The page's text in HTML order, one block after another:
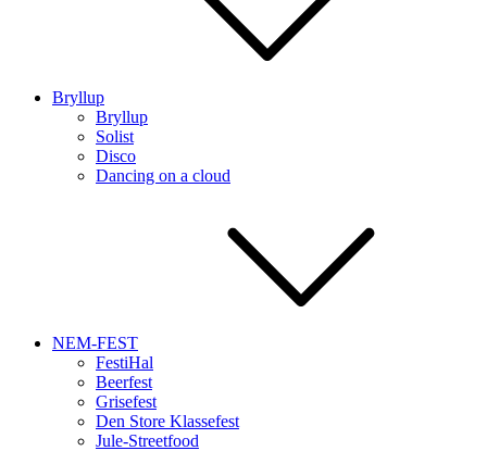
Bryllup
Bryllup
Solist
Disco
Dancing on a cloud
NEM-FEST
FestiHal
Beerfest
Grisefest
Den Store Klassefest
Jule-Streetfood